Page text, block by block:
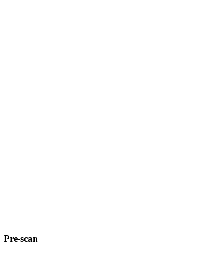
Pre-scan